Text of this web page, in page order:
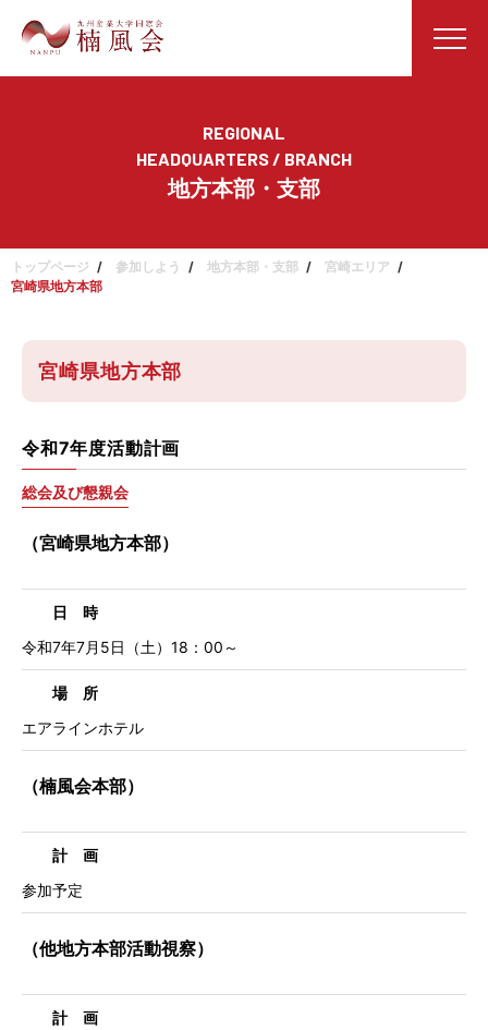
REGIONAL
HEADQUARTERS / BRANCH
地方本部・支部
トップページ 参加しよう 地方本部・支部
宮崎エリア
宮崎県地方本部
宮崎県地方本部
令和7年度活動計画
総会及び懇親会
（宮崎県地方本部）
日 時
令和7年7月5日（土）18：00～
場 所
エアラインホテル
（楠風会本部）
計 画
参加予定
（他地方本部活動視察）
計 画